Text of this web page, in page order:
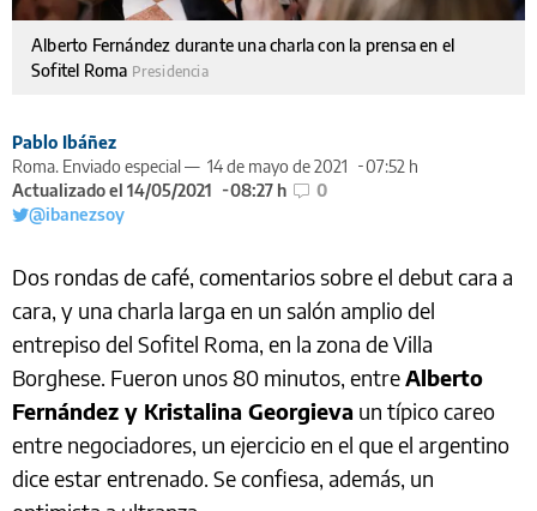
Alberto Fernández durante una charla con la prensa en el
Sofitel Roma Presidencia
Pablo Ibáñez
Roma. Enviado especial — 14 de mayo de 2021
07:52 h
Actualizado el 14/05/2021
08:27 h
0
@ibanezsoy
Dos rondas de café, comentarios sobre el debut cara a
cara, y una charla larga en un salón amplio del
entrepiso del Sofitel Roma, en la zona de Villa
Borghese. Fueron unos 80 minutos, entreAlberto
Fernández y Kristalina Georgieva un típico careo
entre negociadores, un ejercicio en el que el argentino
dice estar entrenado. Se confiesa, además, un